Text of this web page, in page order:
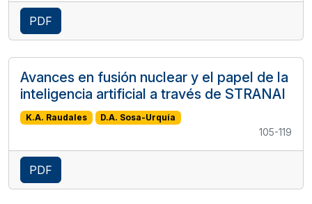
PDF
Avances en fusión nuclear y el papel de la
inteligencia artificial a través de STRANAI
K.A. Raudales D.A. Sosa-Urquía
105-119
PDF